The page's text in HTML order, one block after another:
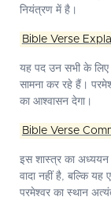
नियंत्रण में है।
Bible Verse
यह पद उन सभी के लिए
सामना कर रहे हैं।
का आश्वासन देगा।
Bible Verse
इस शास्त्र का अध्ययन
वादा नहीं है, बल्कि यह
परमेश्वर का स्थान